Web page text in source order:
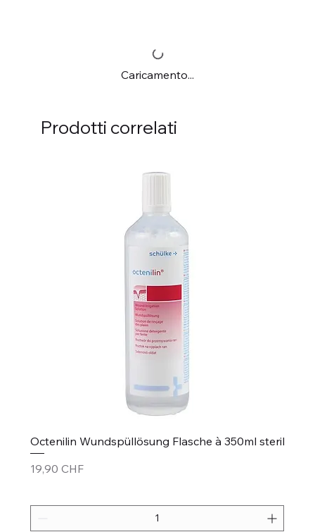
Caricamento...
Prodotti correlati
Octenilin Wundspüllösung Flasche à 350ml steril
Prezzo
19,90 CHF